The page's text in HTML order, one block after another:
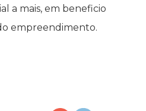
a mais, em beneficio
empreendimento.